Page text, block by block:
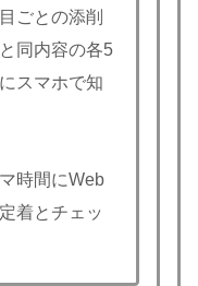
ごとの添削
同内容の各5
スマホで知
時間にWeb
着とチェッ